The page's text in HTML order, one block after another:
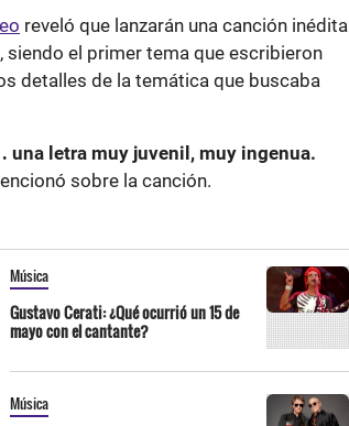
reveló que lanzarán una canción inédita
el primer tema que escribieron
detalles de la temática que buscaba
una letra muy juvenil, muy ingenua.
sobre la canción.
Música
Gustavo Cerati: ¿Qué ocurrió un 15 de
mayo con el cantante?
Música